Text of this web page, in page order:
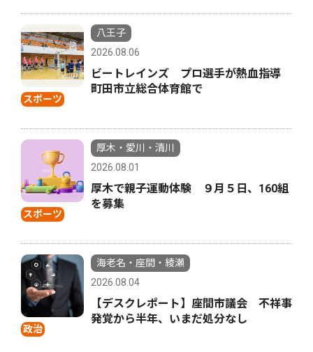
スポーツ
八王子
2026.08.06
ビートレインズ プロ選手が熱血指導
町田市立総合体育館で
スポーツ
厚木・愛川・清川
2026.08.01
厚木で親子運動体験 ９月５日、160組
を募集
政治
海老名・座間・綾瀬
2026.08.04
【デスクレポート】座間市議会 不祥事
発覚から半年、いまだ処分なし